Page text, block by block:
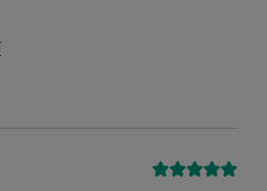
Váš účet byl odstraněn